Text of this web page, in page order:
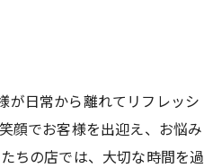
が日常から離れてリフレッシ
顔でお客様を出迎え、お悩み
ちの店では、大切な時間を過